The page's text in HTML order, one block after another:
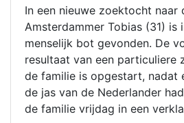
In een nieuwe zoektocht naar
Amsterdammer Tobias (31) is
menselijk bot gevonden. De
resultaat van een particuliere
de familie is opgestart, nadat
de jas van de Nederlander
de familie vrijdag in een